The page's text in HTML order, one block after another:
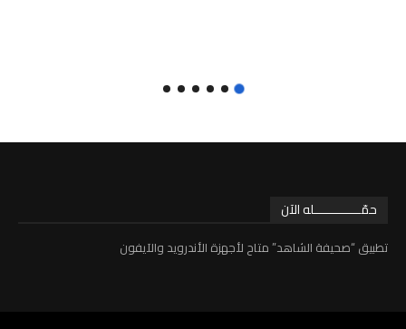
حمّـــــــــــــله الآن
تطبيق “صحيفة الشاهد” متاح لأجهزة الأندرويد والآيفون